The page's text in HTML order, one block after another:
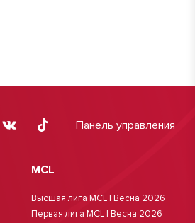
Панель управления
MCL
Высшая лига MCL | Весна 2026
Первая лига MCL | Весна 2026